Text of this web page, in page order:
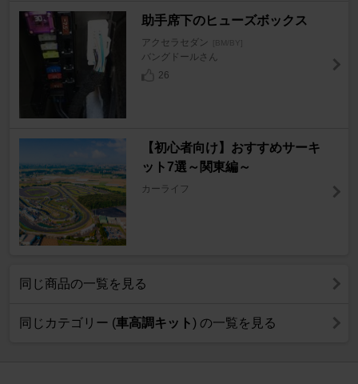
助手席下のヒューズボックス
アクセラセダン [BM/BY]
バングドールさん
26
【初心者向け】おすすめサーキ
ット7選～関東編～
カーライフ
同じ商品の一覧を見る
同じカテゴリー (車高調キット) の一覧を見る